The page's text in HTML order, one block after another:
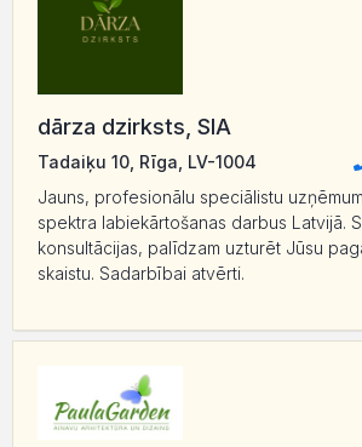
dārza dzirksts, SIA
Tadaiķu 10, Rīga, LV-1004
Jauns, profesionālu speciālistu
spektra labiekārtošanas darbus Latvijā.
konsultācijas, palīdzam uzturēt Jūsu
skaistu. Sadarbībai atvērti.